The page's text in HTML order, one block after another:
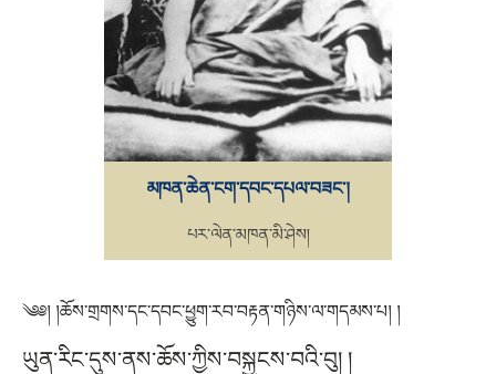
མཁན་ཆེན་ངག་དབང་དཔལ་བཟང་།
པར་ལེན་མཁན་མི་ཤེས།
༄༅། །ཆོས་གྲགས་དང་དབང་ཕྱུག་རབ་བརྟན་གཉིས་ལ་གདམས་པ། །
ཡུན་རིང་དུས་ནས་ཆོས་ཀྱིས་བསྐྱངས་བའི་བུ། །